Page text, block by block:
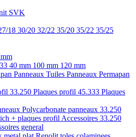
SVK
18 30/20 32/22 35/20 35/22 35/25
40 mm 100 mm 120 mm
Panneaux Tuiles Panneaux Permapan
33.250 Plaques profil 45.333 Plaques
Polycarbonate panneaux 33.250
+ plaques profil Accessoires 33.250
general